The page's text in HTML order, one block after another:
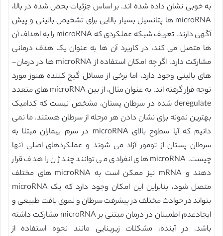
به خوبی نشان داده شده اند. بر اساس جزئیات بحض شده در بالا،
microRNA ها پتانسیل بسیار بالایی برای تشخیص بالینی و پیش
آگهی دارند. تعریف شبکه عملکردی که microRNA را به اهداف آن
ها متصل می کند، در کاربرد آن ها به عنوان یک هدف درمانی
مشارکت دارد. اگر چه امکان استفاده از microRNA ها در درمان-
های بالینی وجود دارد، اما برخی از مسائل گیج کننده هنوز مورد
توجه قرار گرفته اند. به عنوان مثال، از بین microRNA های متعدد
deregulate شده در سرطان پستان، مشخص نیست که کدامیک
بهترین نمونه برای نشان دادن هر مرحله از سرطان هستند. ما نمی
دانیم که آیا سطوح بالای microRNA در سرم بیماران مبتلا به
سرطان پستان از تومور آزاد می شوند و عملکردهای اصلی آنها
چیست. microRNA های انفرادی می توانند چند ژن را هدف قرار
دهند و mRNA نیز ممکن است به microRNA های مختلف
متصل شود، بنابراین این امکان وجود دارد که یک microRNA
بتواند در حوادث مختلف در پیشرفت سرطان و نموی بافت طبیعی و
ایجادعدم اطمینان در درمان مبتنی بر microRNA مشارکت داشته
باشد. در آینده، مشکلات زیربنایی مانند نحوه استفاده از